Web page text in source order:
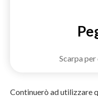
Scarpa
Continuerò ad utilizzare